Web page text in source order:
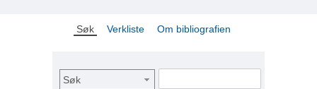
Søk Verkliste Om bibliografien
Søk